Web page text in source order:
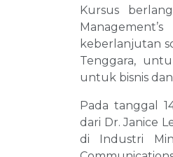
Kursus
keberlanjutan
Tenggara,
untuk bisnis
Pada tanggal
dari Dr. Janice
di Industri